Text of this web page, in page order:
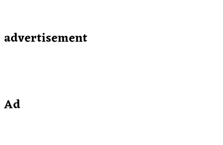
advertisement
Ad